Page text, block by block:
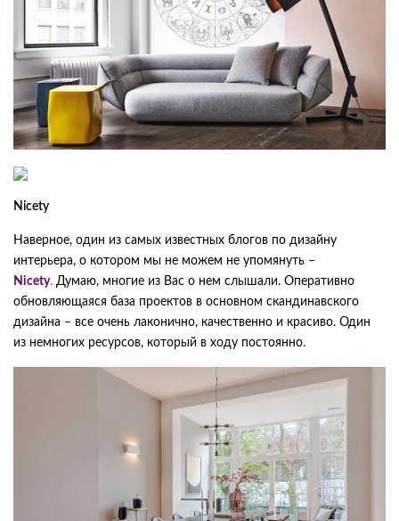
Nicety
Наверное, один из самых известных блогов по дизайну
интерьера, о котором мы не можем не упомянуть –
Nicety. Думаю, многие из Вас о нем слышали. Оперативно
обновляющаяся база проектов в основном скандинавского
дизайна – все очень лаконично, качественно и красиво. Один
из немногих ресурсов, который в ходу постоянно.